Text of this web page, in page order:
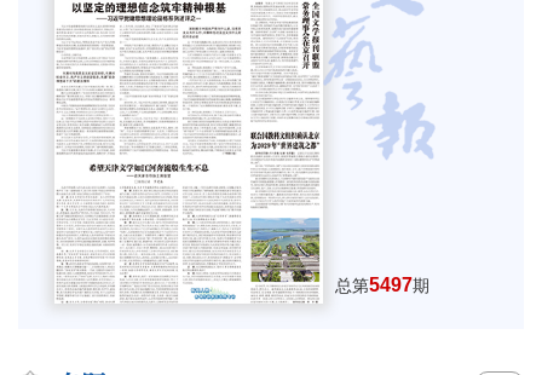
总第5497期